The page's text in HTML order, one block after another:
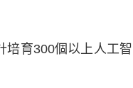
育300個以上人工智